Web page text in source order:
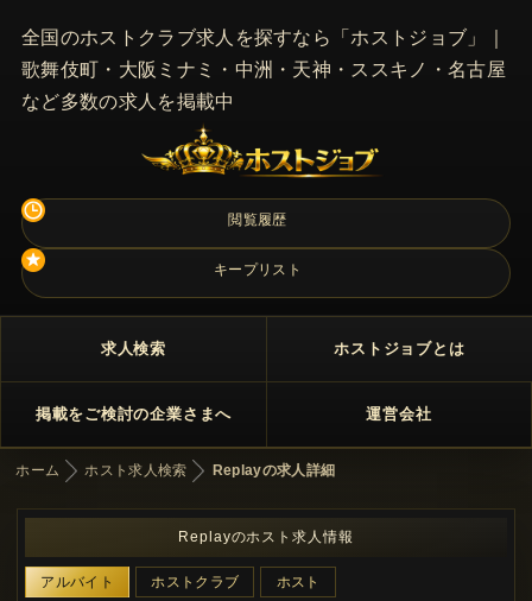
全国のホストクラブ求人を探すなら「ホストジョブ」｜
歌舞伎町・大阪ミナミ・中洲・天神・ススキノ・名古屋
など多数の求人を掲載中
閲覧履歴
キープリスト
求人検索 ホストジョブとは
掲載をご検討の企業さまへ 運営会社
ホーム ホスト求人検索 Replayの求人詳細
Replayのホスト求人情報
アルバイト ホストクラブ ホスト